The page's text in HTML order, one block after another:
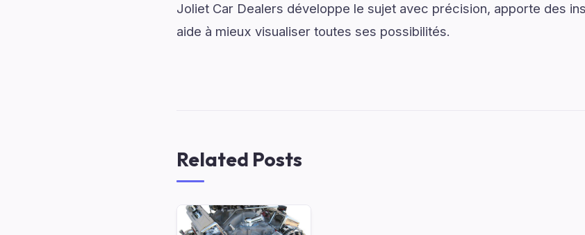
Joliet Car Dealers développe le sujet avec précision, apporte des
aide à mieux visualiser toutes ses possibilités.
Related Posts